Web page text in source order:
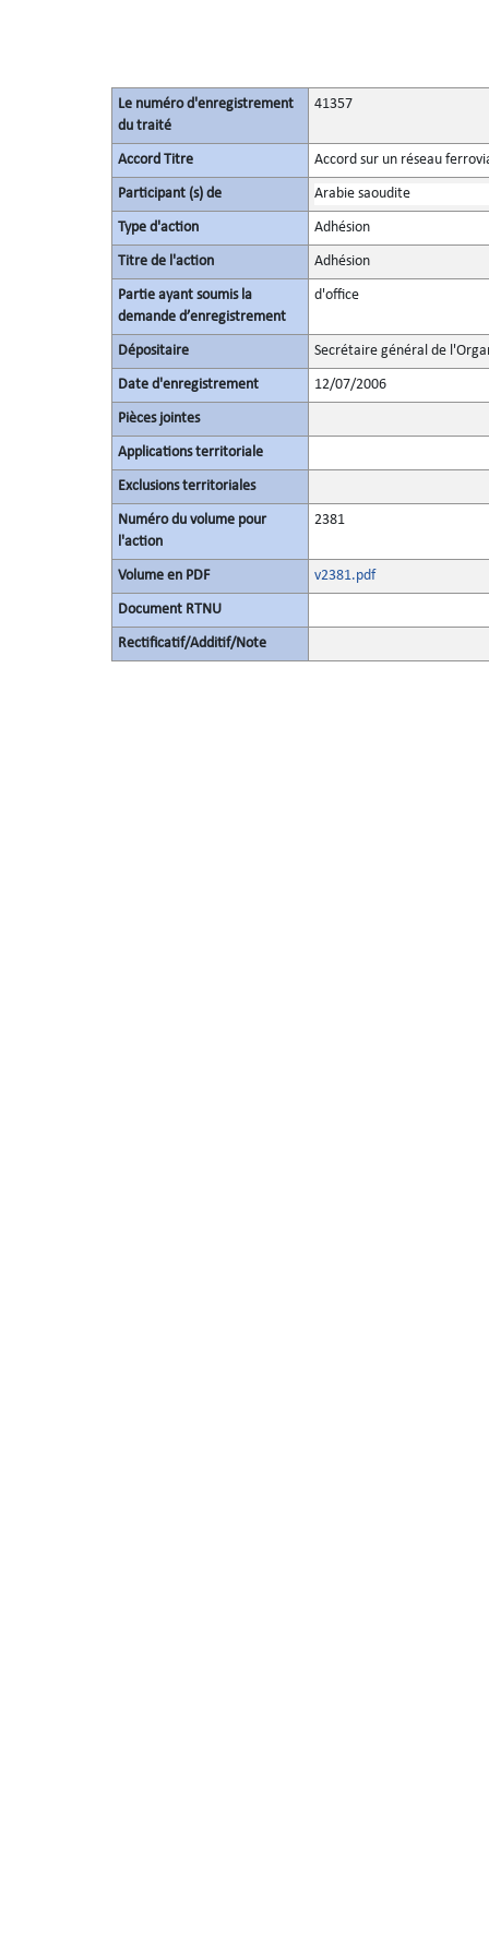
Le numéro d'enregistrement
du traité
41357
Accord Titre Accord sur un réseau
Participant (s) de Arabie saoudite
Type d'action Adhésion
Titre de l'action Adhésion
Partie ayant soumis la
demande d’enregistrement
d'office
Dépositaire Secrétaire général de
Date d'enregistrement 12/07/2006
Pièces jointes
Applications territoriale
Exclusions territoriales
Numéro du volume pour
l'action
2381
Volume en PDF v2381.pdf
Document RTNU
Rectificatif/Additif/Note